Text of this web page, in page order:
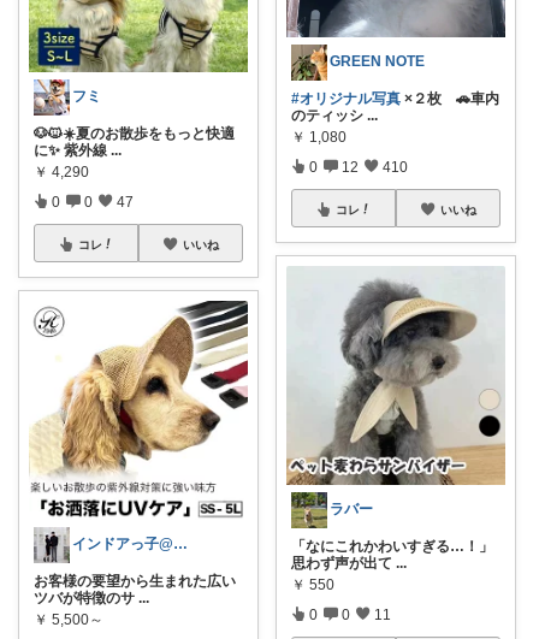
フミ
🐶🐱☀️夏のお散歩をもっと快適
に✨ 紫外線 ...
￥ 4,290
0 0 47
コレ いいね
インドアっ子@ご購入ありがとうございます
お客様の要望から生まれた広い
ツバが特徴のサ ...
￥ 5,500～
GREEN NOTE
#オリジナル写真 ×２枚 🚗車内
のティッシ ...
￥ 1,080
0 12 410
コレ いいね
ラバー
「なにこれかわいすぎる…！」
思わず声が出て ...
￥ 550
0 0 11